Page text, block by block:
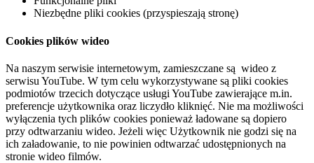
Niezbędne pliki cookies (przyspieszają stronę)
Cookies plików wideo
Na naszym serwisie internetowym, zamieszczane są wideo z
serwisu YouTube. W tym celu wykorzystywane są pliki cookies
podmiotów trzecich dotyczące usługi YouTube zawierające m.in.
preferencje użytkownika oraz liczydło kliknięć. Nie ma możliwości
wyłączenia tych plików cookies ponieważ ładowane są dopiero
przy odtwarzaniu wideo. Jeżeli więc Użytkownik nie godzi się na
ich załadowanie, to nie powinien odtwarzać udostępnionych na
stronie wideo filmów.